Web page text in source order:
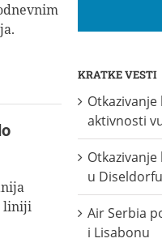
liniji
KRATKE VESTI
aktivnosti
u Diseldorfu
Air Serbia
i Lisabonu